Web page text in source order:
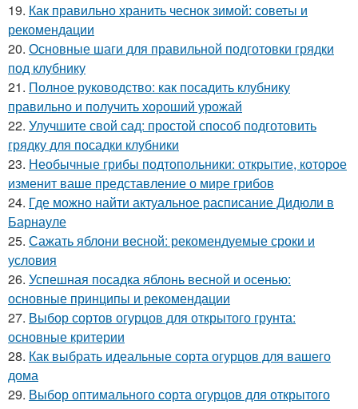
19. Как правильно хранить чеснок зимой: советы и
рекомендации
20. Основные шаги для правильной подготовки грядки
под клубнику
21. Полное руководство: как посадить клубнику
правильно и получить хороший урожай
22. Улучшите свой сад: простой способ подготовить
грядку для посадки клубники
23. Необычные грибы подтопольники: открытие, которое
изменит ваше представление о мире грибов
24. Где можно найти актуальное расписание Дидюли в
Барнауле
25. Сажать яблони весной: рекомендуемые сроки и
условия
26. Успешная посадка яблонь весной и осенью:
основные принципы и рекомендации
27. Выбор сортов огурцов для открытого грунта:
основные критерии
28. Как выбрать идеальные сорта огурцов для вашего
дома
29. Выбор оптимального сорта огурцов для открытого